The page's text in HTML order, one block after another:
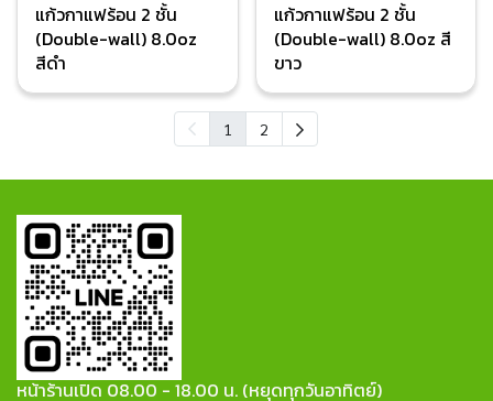
แก้วกาแฟร้อน 2 ชั้น
(Double-wall) 8.0oz
สีดำ
แก้วกาแฟร้อน 2 ชั้น
(Double-wall) 8.0oz สี
ขาว
1 2
หน้าร้านเปิด 08.00 - 18.00 น. (หยุดทุกวันอาทิตย์)